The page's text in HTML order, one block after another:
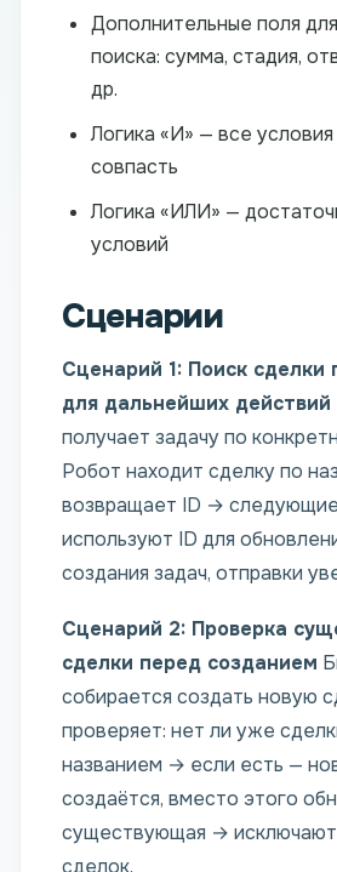
Дополнительные поля
поиска: сумма, стадия,
др.
Логика «И» — все
совпасть
Логика «ИЛИ» —
условий
Сценарии
Сценарий 1: Поиск сделки
для дальнейших действий
получает задачу по
Робот находит сделку по
возвращает ID →
используют ID для
создания задач, отправки
Сценарий 2: Проверка
сделки перед созданием
собирается создать новую
проверяет: нет ли уже
названием → если есть —
создаётся, вместо этого
существующая →
сделок.